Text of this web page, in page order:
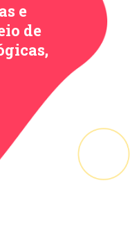
e
de